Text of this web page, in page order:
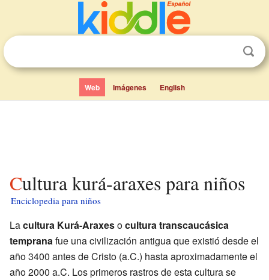
Web Imágenes English
Cultura kurá-araxes para niños
Enciclopedia para niños
Lacultura Kurá-Araxesocultura transcaucásica
tempranafue una civilización antigua que existió desde el
año 3400 antes de Cristo (a.C.) hasta aproximadamente el
año 2000 a.C. Los primeros rastros de esta cultura se